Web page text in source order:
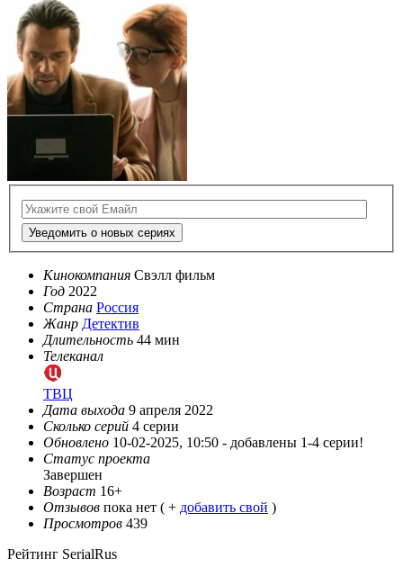
Уведомить о новых сериях
Кинокомпания Свэлл фильм
Год 2022
Страна Россия
Жанр Детектив
Длительность 44 мин
Телеканал
ТВЦ
Дата выхода 9 апреля 2022
Сколько серий 4 серии
Обновлено 10-02-2025, 10:50 - добавлены 1-4 серии!
Статус проекта
Завершен
Возраст 16+
Отзывов пока нет ( + добавить свой )
Просмотров 439
Рейтинг SerialRus